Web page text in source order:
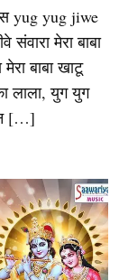
yug yug jiwe
मेरा बाबा
बाबा खाटू
लाला, युग युग
[…]